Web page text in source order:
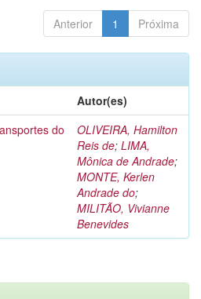
Anterior 1 Próxima
Autor(es)
do
OLIVEIRA, Hamilton
Reis de; LIMA,
Mônica de Andrade;
MONTE, Kerlen
Andrade do;
MILITÃO, Vivianne
Benevides